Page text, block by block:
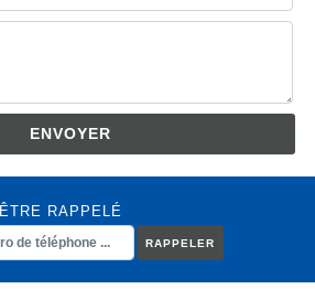
ÊTRE RAPPELÉ